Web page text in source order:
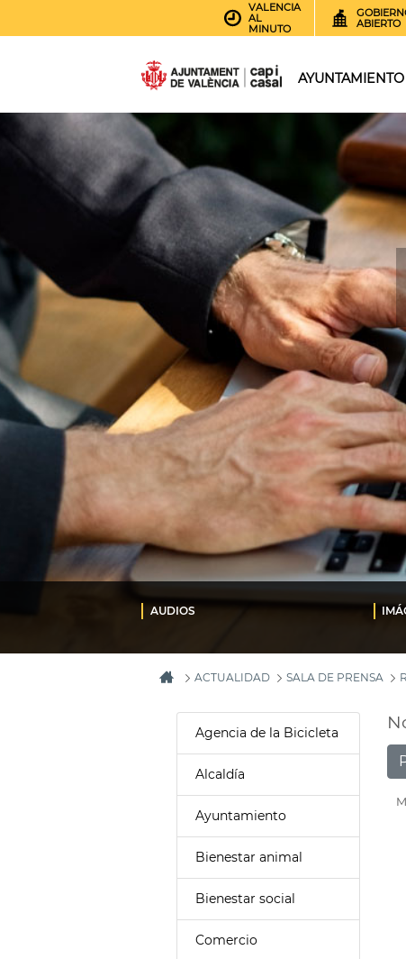
VALENCIA
AL
MINUTO
ABIERTO
AYUNTAMIENTO
AUDIOS
ACTUALIDAD SALA DE PRENSA
Agencia de la Bicicleta
Alcaldía
Ayuntamiento
Bienestar animal
Bienestar social
Comercio